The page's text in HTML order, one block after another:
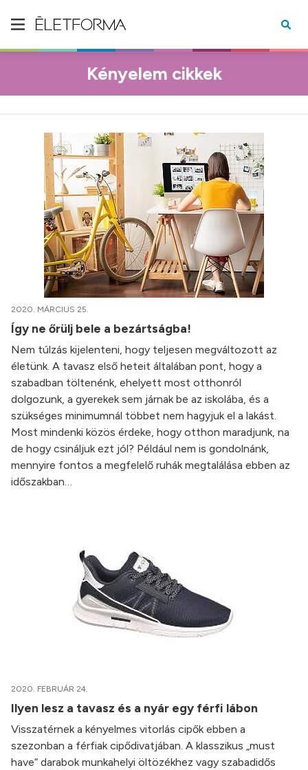
Kényelem cikkek
2020. MÁRCIUS 25.
Így ne őrülj bele a bezártságba!
Nem túlzás kijelenteni, hogy teljesen megváltozott az
életünk. A tavasz első heteit általában pont, hogy a
szabadban töltenénk, ehelyett most otthonról
dolgozunk, a gyerekek sem járnak be az iskolába, és a
szükséges minimumnál többet nem hagyjuk el a lakást.
Most mindenki közös érdeke, hogy otthon maradjunk, na
de hogy csináljuk ezt jól? Például nem is gondolnánk,
mennyire fontos a megfelelő ruhák megtalálása ebben az
időszakban…
2020. FEBRUÁR 24.
Ilyen lesz a tavasz és a nyár egy férfi lábon
Visszatérnek a kényelmes vitorlás cipők ebben a
szezonban a férfiak cipődivatjában. A klasszikus „must
have“ darabok munkahelyi öltözékhez vagy szabadidős